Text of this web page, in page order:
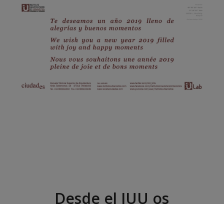
Desde el IUU os